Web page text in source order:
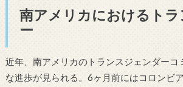
南アメリカにおけるト
ー
近年、南アメリカのトランスジェンダーコ
な進歩が見られる。6ヶ月前にはコロンビ